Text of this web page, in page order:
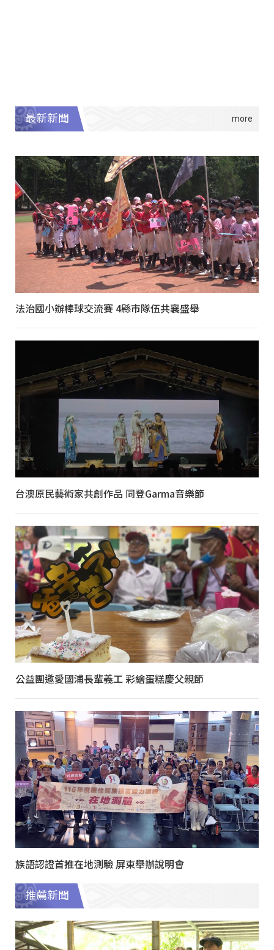
最新新聞
法治國小辦棒球交流賽 4縣市隊伍共襄盛舉
台澳原民藝術家共創作品 同登Garma音樂節
公益團邀愛國浦長輩義工 彩繪蛋糕慶父親節
族語認證首推在地測驗 屏東舉辦說明會
推薦新聞